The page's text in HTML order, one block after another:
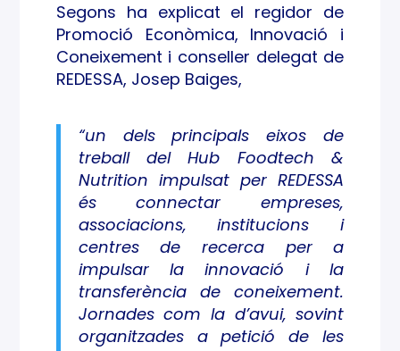
Segons ha explicat el regidor de
Promoció Econòmica, Innovació i
Coneixement i conseller delegat de
REDESSA, Josep Baiges,
“un dels principals eixos de
treball del Hub Foodtech &
Nutrition impulsat per REDESSA
és connectar empreses,
associacions, institucions i
centres de recerca per a
impulsar la innovació i la
transferència de coneixement.
Jornades com la d’avui, sovint
organitzades a petició de les